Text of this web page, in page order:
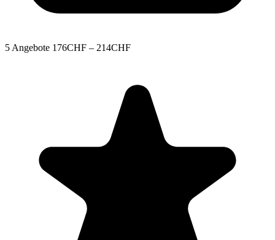
5 Angebote 176CHF – 214CHF